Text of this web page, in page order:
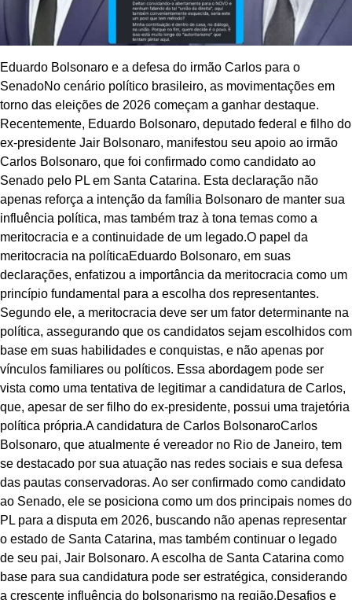
Eduardo Bolsonaro e a defesa do irmão Carlos para o
SenadoNo cenário político brasileiro, as movimentações em
torno das eleições de 2026 começam a ganhar destaque.
Recentemente, Eduardo Bolsonaro, deputado federal e filho do
ex-presidente Jair Bolsonaro, manifestou seu apoio ao irmão
Carlos Bolsonaro, que foi confirmado como candidato ao
Senado pelo PL em Santa Catarina. Esta declaração não
apenas reforça a intenção da família Bolsonaro de manter sua
influência política, mas também traz à tona temas como a
meritocracia e a continuidade de um legado.O papel da
meritocracia na políticaEduardo Bolsonaro, em suas
declarações, enfatizou a importância da meritocracia como um
princípio fundamental para a escolha dos representantes.
Segundo ele, a meritocracia deve ser um fator determinante na
política, assegurando que os candidatos sejam escolhidos com
base em suas habilidades e conquistas, e não apenas por
vínculos familiares ou políticos. Essa abordagem pode ser
vista como uma tentativa de legitimar a candidatura de Carlos,
que, apesar de ser filho do ex-presidente, possui uma trajetória
política própria.A candidatura de Carlos BolsonaroCarlos
Bolsonaro, que atualmente é vereador no Rio de Janeiro, tem
se destacado por sua atuação nas redes sociais e sua defesa
das pautas conservadoras. Ao ser confirmado como candidato
ao Senado, ele se posiciona como um dos principais nomes do
PL para a disputa em 2026, buscando não apenas representar
o estado de Santa Catarina, mas também continuar o legado
de seu pai, Jair Bolsonaro. A escolha de Santa Catarina como
base para sua candidatura pode ser estratégica, considerando
a crescente influência do bolsonarismo na região.Desafios e